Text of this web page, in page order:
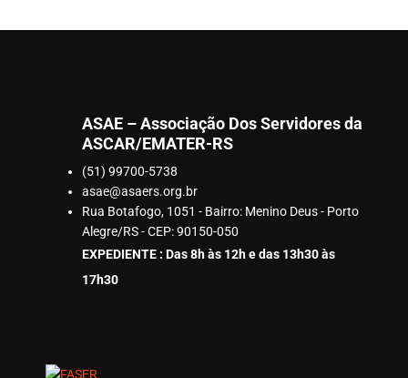
ASAE – Associação Dos Servidores da
ASCAR/EMATER-RS
(51) 99700-5738
asae@asaers.org.br
Rua Botafogo, 1051 - Bairro: Menino Deus - Porto
Alegre/RS - CEP: 90150-050
EXPEDIENTE : Das 8h às 12h e das 13h30 às
17h30